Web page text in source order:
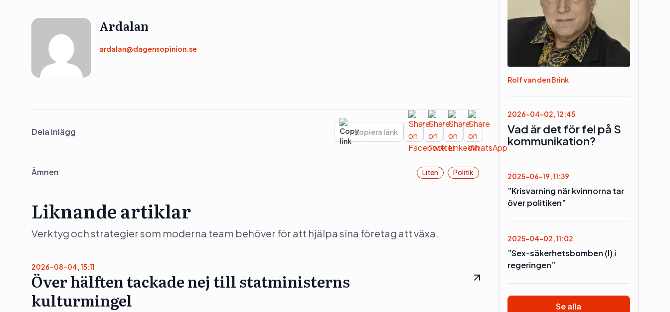
Ardalan
ardalan@dagensopinion.se
Dela inlägg Kopiera länk
Ämnen Liten Politik
Liknande artiklar
Verktyg och strategier som moderna team behöver för att hjälpa sina företag att växa.
2026-08-04, 15:11
Över hälften tackade nej till statministerns
kulturmingel
Rolf van den Brink
2026-04-02, 12:45
Vad är det för fel på S
kommunikation?
2025-06-19, 11:39
”Krisvarning när kvinnorna tar
över politiken”
2025-04-02, 11:02
”Sex-säkerhetsbomben (l) i
regeringen”
Se alla